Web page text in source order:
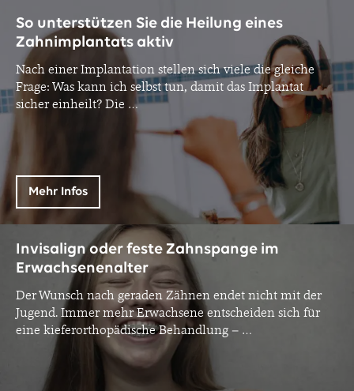
So unterstützen Sie die Heilung eines
Zahnimplantats aktiv
Nach einer Implantation stellen sich viele die gleiche
Frage: Was kann ich selbst tun, damit das Implantat
sicher einheilt? Die …
Mehr Infos
Invisalign oder feste Zahnspange im
Erwachsenenalter
Der Wunsch nach geraden Zähnen endet nicht mit der
Jugend. Immer mehr Erwachsene entscheiden sich für
eine kieferorthopädische Behandlung – …